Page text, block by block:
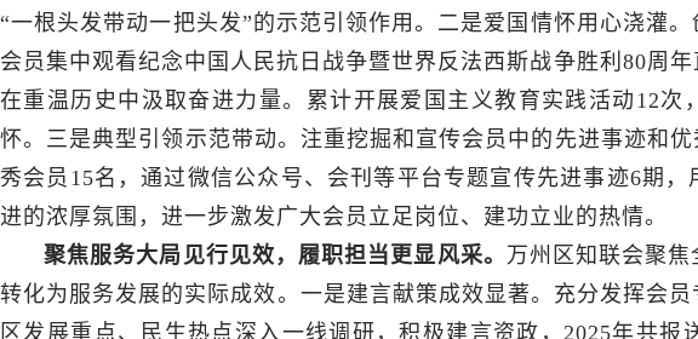
“一根头发带动一把头发”的示范引领作用。二是爱国情怀用心浇灌
会员集中观看纪念中国人民抗日战争暨世界反法西斯战争胜利80周
在重温历史中汲取奋进力量。累计开展爱国主义教育实践活动12次
怀。三是典型引领示范带动。注重挖掘和宣传会员中的先进事迹和
秀会员15名，通过微信公众号、会刊等平台专题宣传先进事迹6期
进的浓厚氛围，进一步激发广大会员立足岗位、建功立业的热情。
聚焦服务大局见行见效，履职担当更显风采。 万州区知联会聚
转化为服务发展的实际成效。一是建言献策成效显著。充分发挥会
区发展重点、民生热点深入一线调研，积极建言资政，2025年共报